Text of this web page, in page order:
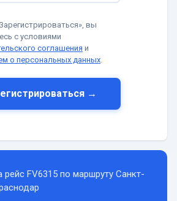
вы
с условиями
соглашения и
о персональных данных.
→
рейс FV6315 по маршруту Санкт-